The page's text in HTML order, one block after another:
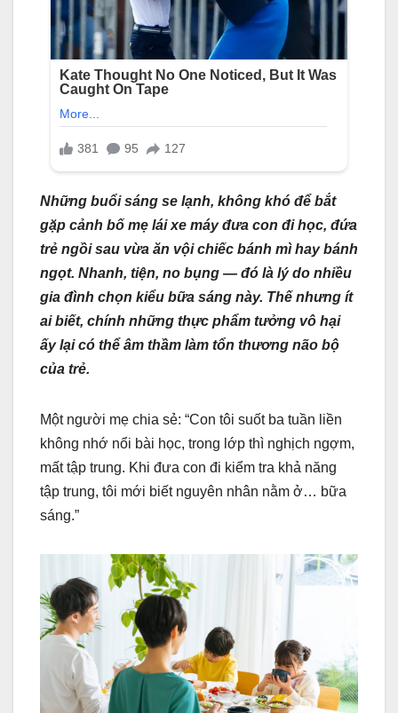
Những buổi sáng se lạnh, không khó để bắt
gặp cảnh bố mẹ lái xe máy đưa con đi học, đứa
trẻ ngồi sau vừa ăn vội chiếc bánh mì hay bánh
ngọt. Nhanh, tiện, no bụng — đó là lý do nhiều
gia đình chọn kiểu bữa sáng này. Thế nhưng ít
ai biết, chính những thực phẩm tưởng vô hại
ấy lại có thể âm thầm làm tổn thương não bộ
của trẻ.
Một người mẹ chia sẻ: “Con tôi suốt ba tuần liền
không nhớ nổi bài học, trong lớp thì nghịch ngợm,
mất tập trung. Khi đưa con đi kiểm tra khả năng
tập trung, tôi mới biết nguyên nhân nằm ở… bữa
sáng.”